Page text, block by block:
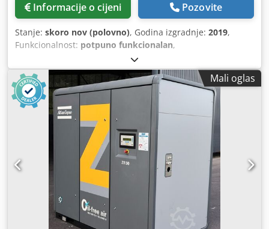
Informacije o cijeni Pozovite
Stanje: skoro nov (polovno), Godina izgradnje: 2019,
Funkcionalnost: potpuno funkcionalan,
Mali oglas